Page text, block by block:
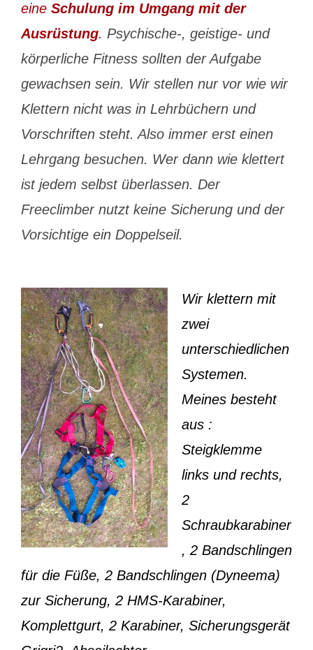
eine Schulung im Umgang mit der
Ausrüstung. Psychische-, geistige- und
körperliche Fitness sollten der Aufgabe
gewachsen sein. Wir stellen nur vor wie wir
Klettern nicht was in Lehrbüchern und
Vorschriften steht. Also immer erst einen
Lehrgang besuchen. Wer dann wie klettert
ist jedem selbst überlassen. Der
Freeclimber nutzt keine Sicherung und der
Vorsichtige ein Doppelseil.
Wir klettern mit
zwei
unterschiedlichen
Systemen.
Meines besteht
aus :
Steigklemme
links und rechts,
2
Schraubkarabiner
, 2 Bandschlingen
für die Füße, 2 Bandschlingen (Dyneema)
zur Sicherung, 2 HMS-Karabiner,
Komplettgurt, 2 Karabiner, Sicherungsgerät